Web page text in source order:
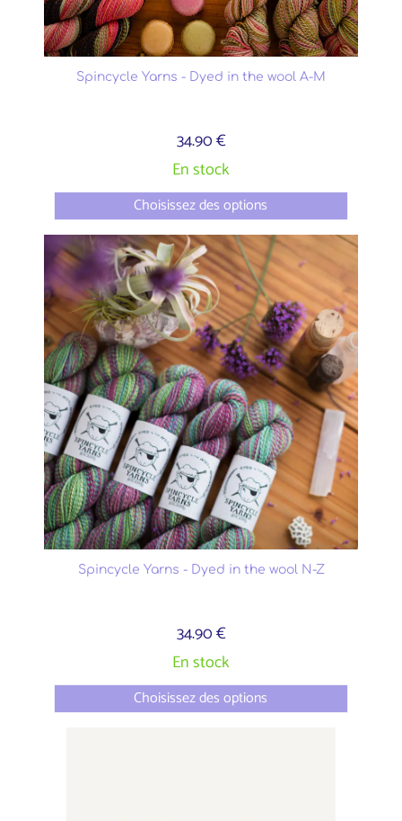
Spincycle Yarns - Dyed in the wool A-M
34.90 €
En stock
Choisissez des options
Spincycle Yarns - Dyed in the wool N-Z
34.90 €
En stock
Choisissez des options